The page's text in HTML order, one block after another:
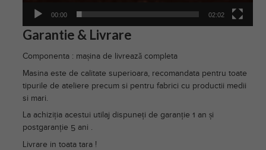
00:00 02:02
Garantie & Livrare
Componenta : mașina de livrează completa
Masina este de calitate superioara, recomandata pentru toate
tipurile de ateliere precum si pentru fabrici cu productii medii
si mari.
La achiziția acestui utilaj dispuneți de garanție 1 an și
postgaranție 5 ani .
Livrare in toata tara !